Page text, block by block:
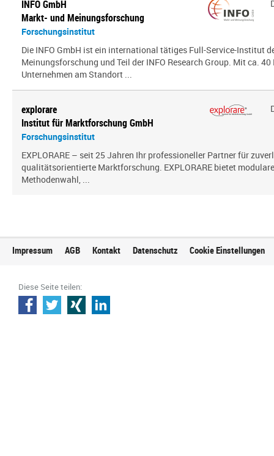
INFO GmbH
Markt- und Meinungsforschung
Forschungsinstitut
Die INFO GmbH ist ein international tätiges Full-Service-Institut
Meinungsforschung und Teil der INFO Research Group. Mit ca.
Unternehmen am Standort ...
explorare
Institut für Marktforschung GmbH
Forschungsinstitut
EXPLORARE – seit 25 Jahren Ihr professioneller Partner für
qualitätsorientierte Marktforschung. EXPLORARE bietet
Methodenwahl, ...
Impressum AGB Kontakt Datenschutz Cookie Einstellungen
Diese Seite teilen: